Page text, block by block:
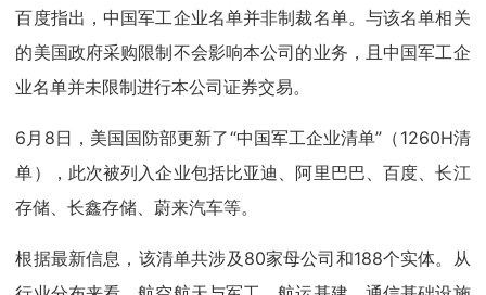
百度指出，中国军工企业名单并非制裁名单。与该名单相关
的美国政府采购限制不会影响本公司的业务，且中国军工企
业名单并未限制进行本公司证券交易。
6月8日，美国国防部更新了“中国军工企业清单”（1260H清
单），此次被列入企业包括比亚迪、阿里巴巴、百度、长江
存储、长鑫存储、蔚来汽车等。
根据最新信息，该清单共涉及80家母公司和188个实体。从